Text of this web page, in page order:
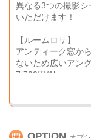
異なる3つの撮影
いただけます！
【ルームロサ】
アンティーク窓か
ないため広いアン
7,700円/1h
赤×ブラウンの重
5,500円/1h